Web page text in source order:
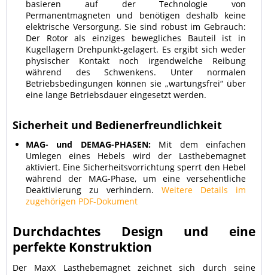
basieren auf der Technologie von
Permanentmagneten und benötigen deshalb keine
elektrische Versorgung. Sie sind robust im Gebrauch:
Der Rotor als einziges bewegliches Bauteil ist in
Kugellagern Drehpunkt-gelagert. Es ergibt sich weder
physischer Kontakt noch irgendwelche Reibung
während des Schwenkens. Unter normalen
Betriebsbedingungen können sie „wartungsfrei“ über
eine lange Betriebsdauer eingesetzt werden.
Sicherheit und Bedienerfreundlichkeit
MAG- und DEMAG-PHASEN:Mit dem einfachen
Umlegen eines Hebels wird der Lasthebemagnet
aktiviert. Eine Sicherheitsvorrichtung sperrt den Hebel
während der MAG-Phase, um eine versehentliche
Deaktivierung zu verhindern. Weitere Details im
zugehörigen PDF-Dokument
Durchdachtes Design und eine
perfekte Konstruktion
Der MaxX Lasthebemagnet zeichnet sich durch seine